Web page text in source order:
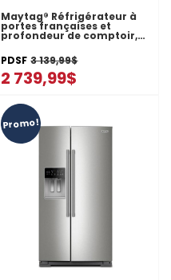
Maytag® Réfrigérateur à
portes françaises et
profondeur de comptoir,
36 po, 20 pi cu MFC2062FEZ
PDSF 3 139,99$
2 739,99$
Promo!